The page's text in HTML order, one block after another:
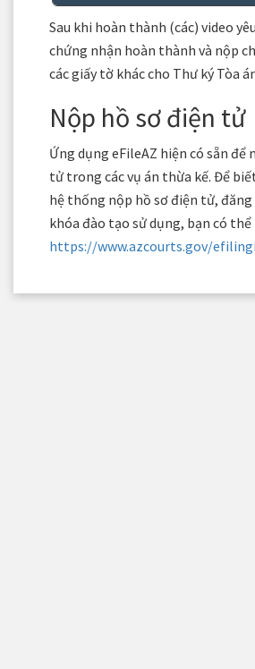
Sau khi hoàn thành (các) video
chứng nhận hoàn thành và nộp
các giấy tờ khác cho Thư ký Tòa
Nộp hồ sơ điện tử
Ứng dụng eFileAZ hiện có sẵn để
tử trong các vụ án thừa kế. Để
hệ thống nộp hồ sơ điện tử, đăng
khóa đào tạo sử dụng, bạn có thể
https://www.azcourts.gov/